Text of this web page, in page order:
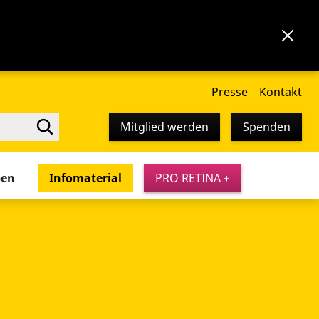
Presse Kontakt
Mitglied werden Spenden
Infomaterial PRO RETINA +